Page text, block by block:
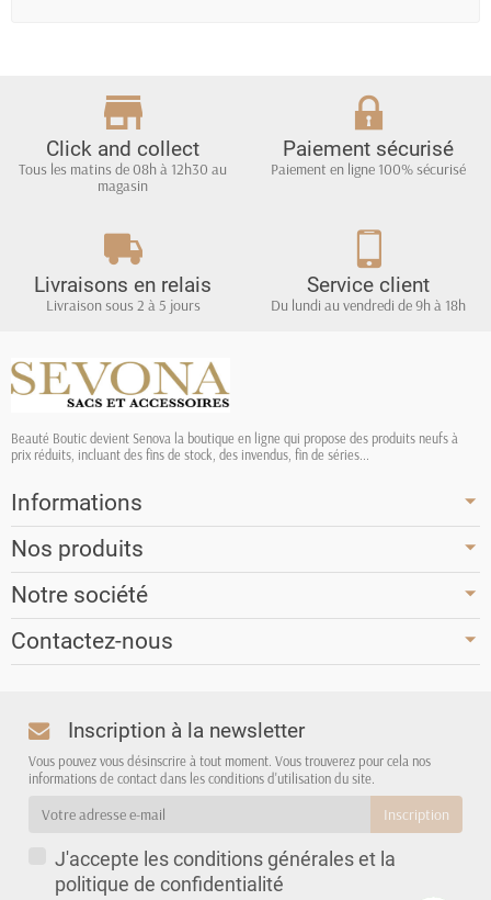
Click and collect
Tous les matins de 08h à 12h30 au
magasin
Paiement sécurisé
Paiement en ligne 100% sécurisé
Livraisons en relais
Livraison sous 2 à 5 jours
Service client
Du lundi au vendredi de 9h à 18h
Beauté Boutic devient Senova la boutique en ligne qui propose des produits neufs à
prix réduits, incluant des fins de stock, des invendus, fin de séries...
Informations
Nos produits
Notre société
Contactez-nous
Inscription à la newsletter
Vous pouvez vous désinscrire à tout moment. Vous trouverez pour cela nos
informations de contact dans les conditions d'utilisation du site.
J'accepte les conditions générales et la
politique de confidentialité